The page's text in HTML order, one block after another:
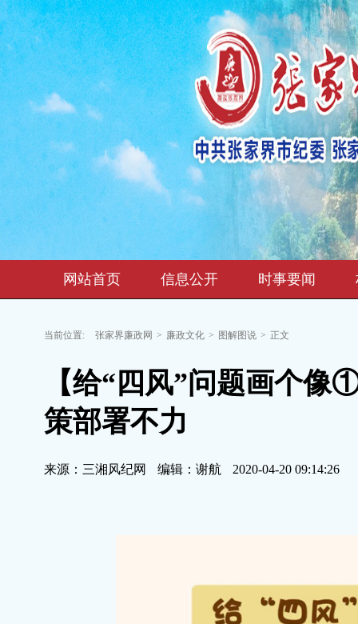
网站首页 信息公开 时事要闻
当前位置: 张家界廉政网 > 廉政文化 > 图解图说 > 正文
【给“四风”问题画个
策部署不力
来源：三湘风纪网 编辑：谢航 2020-04-20 09:14:26